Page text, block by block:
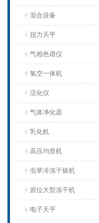
混合设备
扭力天平
气相色谱仪
氢空一体机
活化仪
气体净化器
乳化机
高压均质机
虫草冷冻干燥机
原位大型冻干机
电子天平